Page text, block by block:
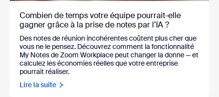
Combien de temps votre équipe pourrait-elle
gagner grâce à la prise de notes par l’IA ?
Des notes de réunion incohérentes coûtent plus cher que
vous ne le pensez. Découvrez comment la fonctionnalité
My Notes de Zoom Workplace peut changer la donne — et
calculez les économies réelles que votre entreprise
pourrait réaliser.
Lire la suite